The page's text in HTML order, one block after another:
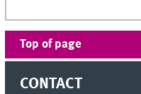
Top of page
CONTACT